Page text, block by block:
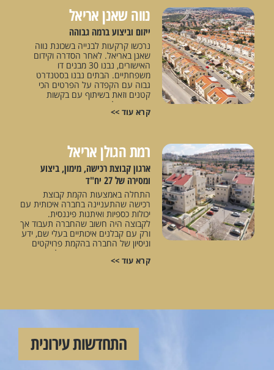
מורכב וייחודי בעל משמעות לאומית.
נווה שאנן אריאל
ייזום וביצוע ברמה גבוהה
נרכשו קרקעות לבנייה בשכונת נווה
שאנן באריאל. לאחר הסדרה וקידום
האישורים, נבנו 30 מבנים דו
משפחתיים. הבתים נבנו בסטנדרט
גבוה עם הקפדה על הפרטים הכי
קטנים וזאת בשיתוף עם בקשות
מיוחדות של הרוכשים בפרויקט. חברתנו
הייתה פעילה ומובילה בניהול, פיקוח,
בצורה מושלמת, נמסרו כל הבתים
לרוכשים המרוצים.
קרא עוד >>
רמת הגולן אריאל
ארגון קבוצת רכישה, מימון, ביצוע
ומסירה של 27 יח"ד
התחלה באמצעות הקמת קבוצת
רכישה שהתעניינה בחברה איכותית עם
יכולות כספיות ואיתנות פיננסית.
לקבוצה היה חשוב שהחברה תעבוד אך
ורק עם קבלנים איכותיים בעלי שם, ידע
וניסיון של החברה בהקמת פרויקטים
מסוג זה בארץ. שיתוף הפעולה בין
החברה לקבוצת הרוכשים הייתה
ובשביעות רצון מעל המצופה.
קרא עוד >>
התחדשות עירונית